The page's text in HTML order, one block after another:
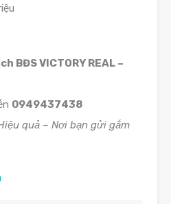
BĐS VICTORY REAL –
0949437438
quả – Nơi bạn gửi gắm